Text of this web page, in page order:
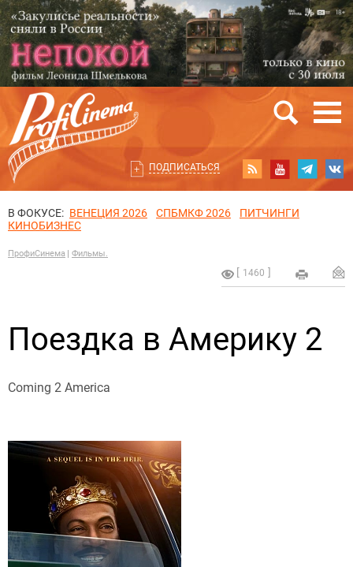
ПОДПИСАТЬСЯ
В ФОКУСЕ: ВЕНЕЦИЯ 2026 СПБМКФ 2026
ПИТЧИНГИ
КИНОБИЗНЕС
ПрофиСинема Фильмы.
1460
Поездка в Америку 2
Coming 2 America